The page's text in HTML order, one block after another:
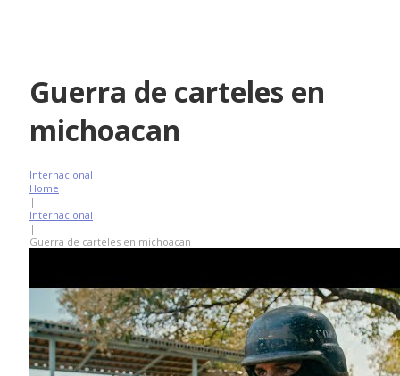
Guerra de carteles en
michoacan
Internacional
Home
|
Internacional
|
Guerra de carteles en michoacan